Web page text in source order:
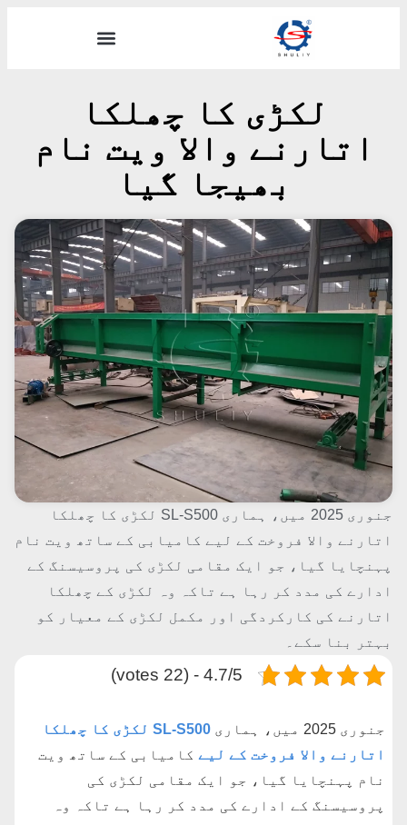
لکڑی کا چھلکا
اتارنے والا ویت نام
بھیجا گیا
جنوری 2025 میں، ہماری SL-S500 لکڑی کا چھلکا
اتارنے والا فروخت کے لیے کامیابی کے ساتھ ویت نام
پہنچایا گیا، جو ایک مقامی لکڑی کی پروسیسنگ کے
ادارے کی مدد کر رہا ہے تاکہ وہ لکڑی کے چھلکا
اتارنے کی کارکردگی اور مکمل لکڑی کے معیار کو
بہتر بنا سکے۔
4.7/5 - (22 votes)
جنوری 2025 میں، ہماری
SL-S500 لکڑی کا چھلکا
اتارنے والا فروخت کے لیے کامیابی کے ساتھ ویت
نام پہنچایا گیا، جو ایک مقامی لکڑی کی
پروسیسنگ کے ادارے کی مدد کر رہا ہے تاکہ وہ